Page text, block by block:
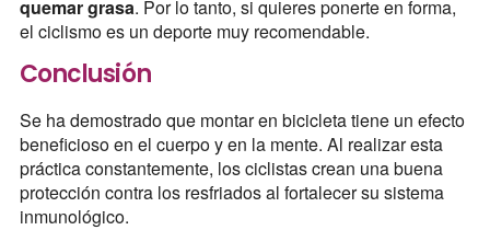
quemar grasa. Por lo tanto, si quieres ponerte en forma,
el ciclismo es un deporte muy recomendable.
Conclusión
Se ha demostrado que montar en bicicleta tiene un efecto
beneficioso en el cuerpo y en la mente. Al realizar esta
práctica constantemente, los ciclistas crean una buena
protección contra los resfriados al fortalecer su sistema
inmunológico.